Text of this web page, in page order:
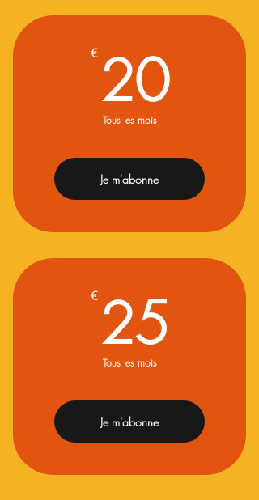
€ 2020€
Tous les mois
Je m'abonne
€ 25 25€
Tous les mois
Je m'abonne